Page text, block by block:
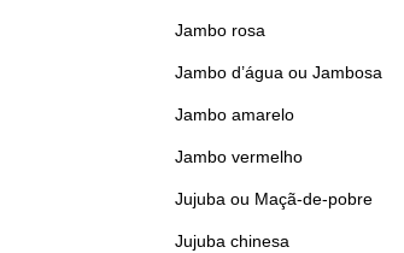
Jambo rosa
Jambo d’água ou Jambosa
Jambo amarelo
Jambo vermelho
Jujuba ou Maçã-de-pobre
Jujuba chinesa